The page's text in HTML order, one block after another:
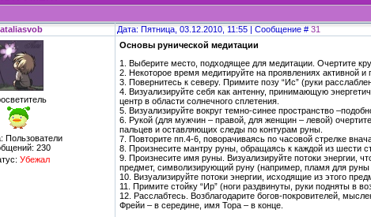
Дата: Пятница, 03.12.2010, 11:55 | Сообщение # 31
Пользователи
230
Убежал
Основы рунической медитации
1. Выберите место, подходящее для медитации. Очертите
2. Некоторое время медитируйте на проявлениях активной и
3. Повернитесь к северу. Примите позу “Ис” (руки
4. Визуализируйте себя как антенну, принимающую
центр в области солнечного сплетения.
5. Визуализируйте вокруг темно-синее пространство
6. Рукой (для мужчин – правой, для женщин – левой)
пальцев и оставляющих следы по контурам руны.
7. Повторите пп.4-6, поворачиваясь по часовой стрелке
8. Произнесите мантру руны, обращаясь к каждой из шести
9. Произнесите имя руны. Визуализируйте потоки энергии,
предмет, символизирующий руну (например, пламя для руны
10. Визуализируйте потоки энергии, исходящие из этого
11. Примите стойку “Ир” (ноги раздвинуты, руки подняты в
12. Расслабтесь. Возблагодарите богов-покровителей,
Фрейи – в середине, имя Тора – в конце.